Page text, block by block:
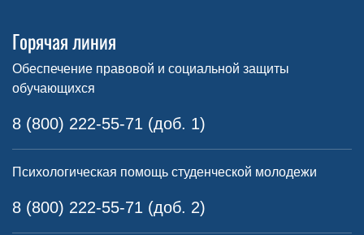
Горячая линия
Обеспечение правовой и социальной защиты
обучающихся
8 (800) 222-55-71 (доб. 1)
Психологическая помощь студенческой молодежи
8 (800) 222-55-71 (доб. 2)